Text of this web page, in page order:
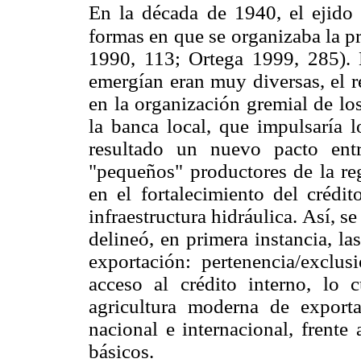
En la década de 1940, el ejido
formas en que se organizaba la
1990, 113; Ortega 1999,
emergían eran muy diversas, el
en la organización gremial de
la banca local, que impulsaría
resultado un nuevo pacto
"pequeños" productores de la
en el fortalecimiento del
infraestructura hidráulica. Así,
delineó, en primera instancia,
exportación: pertenencia/
acceso al crédito interno, lo
agricultura moderna de
nacional e internacional, frente
básicos.